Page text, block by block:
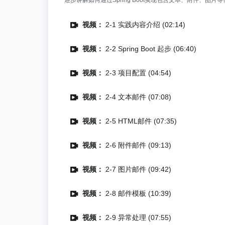
视频： 2-1 实践内容介绍 (02:14)
视频： 2-2 Spring Boot 起步 (06:40)
视频： 2-3 项目配置 (04:54)
视频： 2-4 文本邮件 (07:08)
视频： 2-5 HTML邮件 (07:35)
视频： 2-6 附件邮件 (09:13)
视频： 2-7 图片邮件 (09:42)
视频： 2-8 邮件模板 (10:39)
视频： 2-9 异常处理 (07:55)